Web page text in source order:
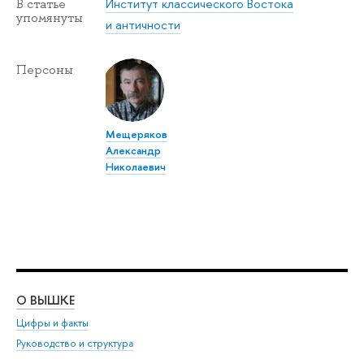
В статье
упомянуты
Институт классического Востока
и античности
Персоны
Мещеряков
Александр
Николаевич
О ВЫШКЕ
Цифры и факты
Руководство и структура